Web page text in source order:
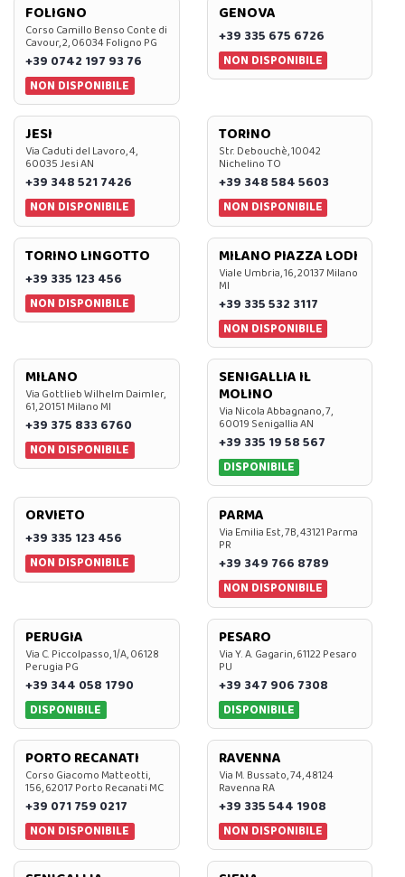
FOLIGNO
Corso Camillo Benso Conte di
Cavour, 2, 06034 Foligno PG
+39 0742 197 93 76
NON DISPONIBILE
GENOVA
+39 335 675 6726
NON DISPONIBILE
JESI
Via Caduti del Lavoro, 4,
60035 Jesi AN
+39 348 521 7426
NON DISPONIBILE
TORINO
Str. Debouchè, 10042
Nichelino TO
+39 348 584 5603
NON DISPONIBILE
TORINO LINGOTTO
+39 335 123 456
NON DISPONIBILE
MILANO PIAZZA LODI
Viale Umbria, 16, 20137 Milano
MI
+39 335 532 3117
NON DISPONIBILE
MILANO
Via Gottlieb Wilhelm Daimler,
61, 20151 Milano MI
+39 375 833 6760
NON DISPONIBILE
SENIGALLIA IL
MOLINO
Via Nicola Abbagnano, 7,
60019 Senigallia AN
+39 335 19 58 567
DISPONIBILE
ORVIETO
+39 335 123 456
NON DISPONIBILE
PARMA
Via Emilia Est, 7B, 43121 Parma
PR
+39 349 766 8789
NON DISPONIBILE
PERUGIA
Via C. Piccolpasso, 1/A, 06128
Perugia PG
+39 344 058 1790
DISPONIBILE
PESARO
Via Y. A. Gagarin, 61122 Pesaro
PU
+39 347 906 7308
DISPONIBILE
PORTO RECANATI
Corso Giacomo Matteotti,
156, 62017 Porto Recanati MC
+39 071 759 0217
NON DISPONIBILE
RAVENNA
Via M. Bussato, 74, 48124
Ravenna RA
+39 335 544 1908
NON DISPONIBILE